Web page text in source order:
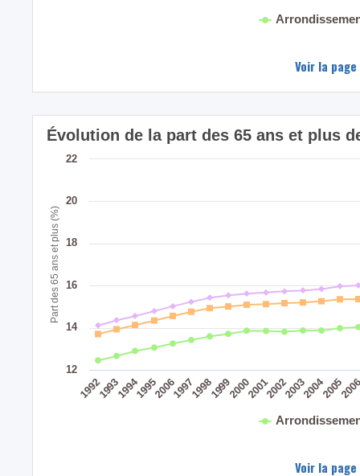
Voir la
Part des 65 ans et plus (%)
Évolution de la part des 65 ans et plus
19921993199419952006199719981999200020012002200320042005
12
14
16
18
20
22
Voir la